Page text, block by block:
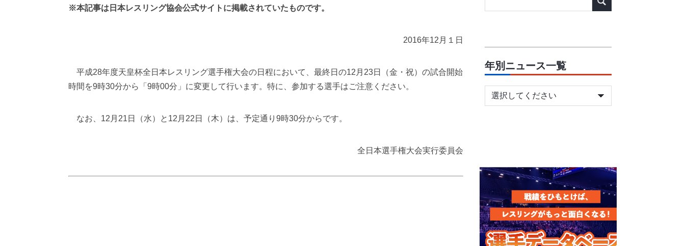
※本記事は日本レスリング協会公式サイトに掲載されていたものです。
2016年12月１日
平成28年度天皇杯全日本レスリング選手権大会の日程において、最終日の12月23日（金・祝）の試合開始
時間を9時30分から「9時00分」に変更して行います。特に、参加する選手はご注意ください。
なお、12月21日（水）と12月22日（木）は、予定通り9時30分からです。
全日本選手権大会実行委員会
年別ニュース一覧